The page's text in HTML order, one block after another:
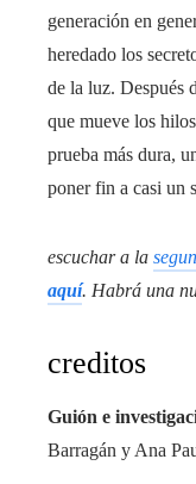
generación en
heredado los
de la luz. Después
que mueve los
prueba más dura,
poner fin a casi un
escuchar a la
aquí. Habrá una
creditos
Guión e
Barragán y Ana